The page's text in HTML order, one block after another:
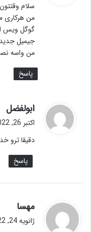
: سلام
من هرکاری
گوگل ویس
جیمیل
من واسه
پاسخ
ابولفضل
ف
:
اکتبر 26, 2022 در 1:18 ب.ظ
دقیقا ترو
پاسخ
مهسا
ف ژانویه 24, 2022 در 1:38 ق.ظ